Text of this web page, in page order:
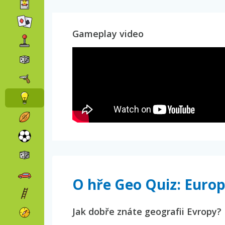
Gameplay video
O hře Geo Quiz:
Jak dobře znáte geografii Evropy?